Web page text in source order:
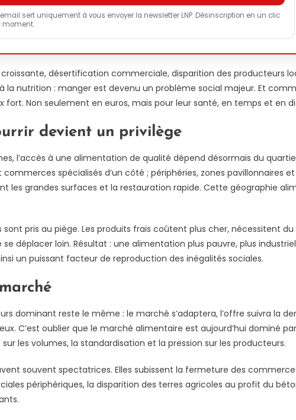
sert uniquement à vous envoyer la newsletter LNP. Désinscription en un clic
moment.
désertification commerciale, disparition des producteurs
la nutrition : manger est devenu un problème social majeur. Et
fort. Non seulement en euros, mais pour leur santé, en temps et en
devient un privilège
l’accès à une alimentation de qualité dépend désormais du
spécialisés d’un côté ; périphéries, zones pavillonnaires
les grandes surfaces et la restauration rapide. Cette géographie
sont pris au piège. Les produits frais coûtent plus cher, nécessitent
déplacer loin. Résultat : une alimentation plus pauvre, plus
un puissant facteur de reproduction des inégalités sociales.
dominant reste le même : le marché s’adaptera, l’offre suivra la
C’est oublier que le marché alimentaire est aujourd’hui dominé
les volumes, la standardisation et la pression sur les producteurs.
souvent spectatrices. Elles subissent la fermeture des
périphériques, la disparition des terres agricoles au profit du